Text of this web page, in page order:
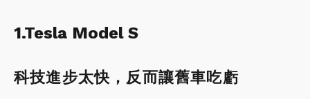
1.Tesla Model S
科技進步太快，反而讓舊車吃虧